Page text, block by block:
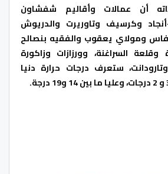
أن عمالات وأقاليم شفشاون
وكرسيف وتاوريرت والدريوش
ومولاي يعقوب والفقيه بنصالح
السراغنة، وورزازات وزاكورة
ستعرف درجات حرارة دنيا